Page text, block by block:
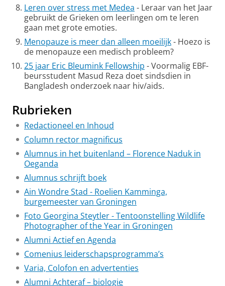
Leren over stress met Medea - Leraar van het Jaar
gebruikt de Grieken om leerlingen om te leren
gaan met grote emoties.
Menopauze is meer dan alleen moeilijk- Hoezo is
de menopauze een medisch probleem?
25 jaar Eric Bleumink Fellowship - Voormalig EBF-
beursstudent Masud Reza doet sindsdien in
Bangladesh onderzoek naar hiv/aids.
Rubrieken
Redactioneel en Inhoud
Column rector magnificus
Alumnus in het buitenland – Florence Naduk in
Oeganda
Alumnus schrijft boek
Ain Wondre Stad - Roelien Kamminga,
burgemeester van Groningen
Foto Georgina Steytler - Tentoonstelling Wildlife
Photographer of the Year in Groningen
Alumni Actief en Agenda
Comenius leiderschapsprogramma’s
Varia, Colofon en advertenties
Alumni Achteraf – biologie